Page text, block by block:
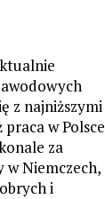
z najniższymi
w Polsce
za
w Niemczech,
i